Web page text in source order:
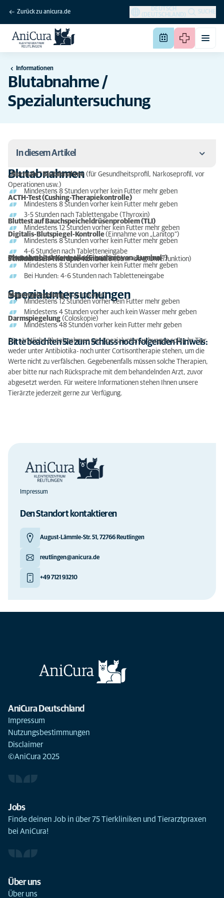
Zurück zu anicura.de
DEUTSCH
(DEUTSCHLAND)
SUCHE
Informationen
Blutabnahme /
Spezialuntersuchung
In diesem Artikel
Blutabnahmen
Spezialuntersuchungen
Blutabnahmen
„Normale“ Blutabnahme (für Gesundheitsprofil, Narkoseprofil, vor
Operationen usw.)
Mindestens 8 Stunden vorher kein Futter mehr geben
ACTH-Test (Cushing-Therapiekontrolle)
Mindestens 8 Stunden vorher kein Futter mehr geben
3-5 Stunden nach Tablettengabe (Thyroxin)
Bluttest auf Bauchspeicheldrüsenproblem (TLI)
Mindestens 12 Stunden vorher kein Futter mehr geben
Digitalis-Blutspiegel-Kontrolle(Einnahme von „Lanitop“)
Mindestens 8 Stunden vorher kein Futter mehr geben
4-6 Stunden nach Tabletteneingabe
Phenobarbital-Kontrolle (Einnahme von „Luminal“)
Mindestens 8 Stunden vorher kein Futter mehr geben
Schilddrüsen-Therapie-Kontrolle(Über- oder Unterfunktion)
Mindestens 8 Stunden vorher kein Futter mehr geben
Bei Hunden: 4-6 Stunden nach Tabletteneingabe
Spezialuntersuchungen
Magenspiegelung(Gastrokopie)
Mindestens 12 Stunden vorher kein Futter mehr geben
Mindestens 4 Stunden vorher auch kein Wasser mehr geben
Darmspiegelung (Coloskopie)
Mindestens 48 Stunden vorher kein Futter mehr geben
Bitte beachten Sie zum Schluss noch folgenden Hinweis:
Für sämtliche Blutabnahmen uns Spezialuntersuchungen sollte hr Tier
weder unter Antibiotika- noch unter Cortisontherapie stehen, um die
Werte nicht zu verfälschen. Gegebenenfalls müssen solche Therapien,
aber bitte nur nach Rücksprache mit dem behandelnden Arzt, zuvor
abgesetzt werden. Für weitere Informationen stehen Ihnen unsere
Tierärzte jederzeit gerne zur Verfügung.
Impressum
Den Standort kontaktieren
August-Lämmle-Str. 51, 72766 Reutlingen
reutlingen@anicura.de
+49 7121 93210
AniCura Deutschland
Impressum
Nutzungsbestimmungen
Disclaimer
©AniCura 2025
Jobs
Finde deinen Job in über 75 Tierkliniken und Tierarztpraxen
bei AniCura!
Über uns
Über uns